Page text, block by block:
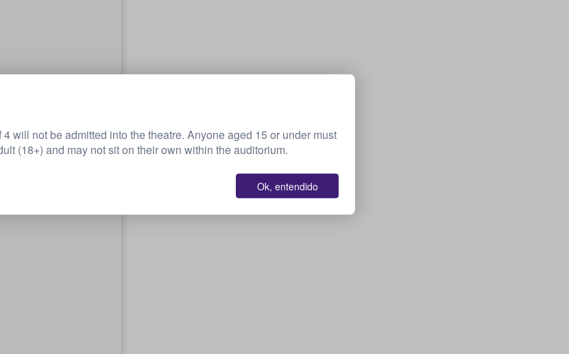
will not be admitted into the theatre. Anyone aged 15 or under must
(18+) and may not sit on their own within the auditorium.
Ok, entendido